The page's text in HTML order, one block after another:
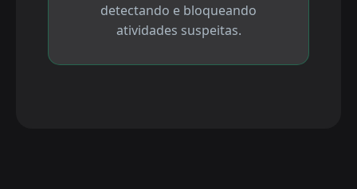
detectando e bloqueando
atividades suspeitas.